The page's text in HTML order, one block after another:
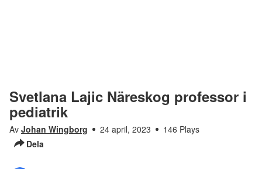
Svetlana Lajic Näreskog professor i
pediatrik
Av Johan Wingborg 24 april, 2023
146 Plays
Dela